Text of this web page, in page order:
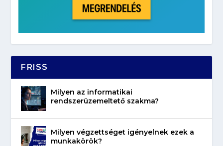
FRISS
Milyen az informatikai
rendszerüzemeltető szakma?
Milyen végzettséget igényelnek ezek a
munkakörök?